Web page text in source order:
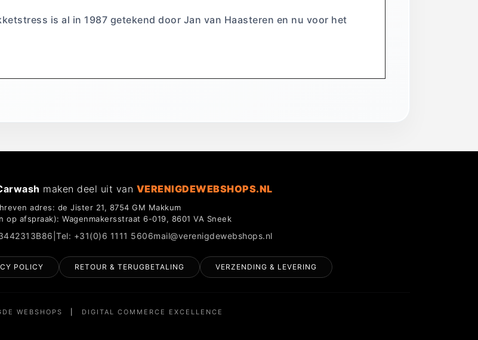
is al in 1987 getekend door Jan van Haasteren en nu voor het
maken deel uit van VERENIGDEWEBSHOPS.NL
adres: de Jister 21, 8754 GM Makkum
op afspraak): Wagenmakersstraat 6-019, 8601 VA Sneek
|Tel: +31(0)6 1111 5606mail@verenigdewebshops.nl
POLICY RETOUR & TERUGBETALING VERZENDING & LEVERING
WEBSHOPS DIGITAL COMMERCE EXCELLENCE